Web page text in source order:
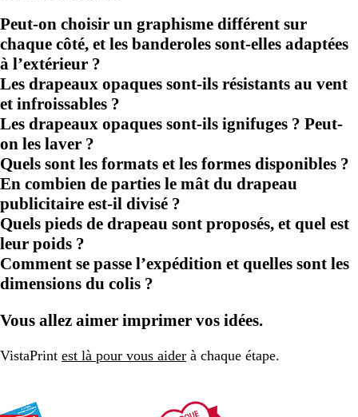
Peut-on choisir un graphisme différent sur
chaque côté, et les banderoles sont-elles adaptées
à l’extérieur ?
Les drapeaux opaques sont-ils résistants au vent
et infroissables ?
Les drapeaux opaques sont-ils ignifuges ? Peut-
on les laver ?
Quels sont les formats et les formes disponibles ?
En combien de parties le mât du drapeau
publicitaire est-il divisé ?
Quels pieds de drapeau sont proposés, et quel est
leur poids ?
Comment se passe l’expédition et quelles sont les
dimensions du colis ?
Vous allez aimer imprimer vos idées.
VistaPrint est là pour vous aider à chaque étape.